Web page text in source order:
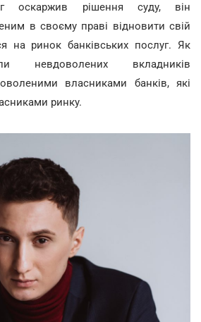
оскаржив рішення суду, він
в своєму праві відновити свій
на ринок банківських послуг. Як
невдоволених вкладників
власниками банків, які
ринку.